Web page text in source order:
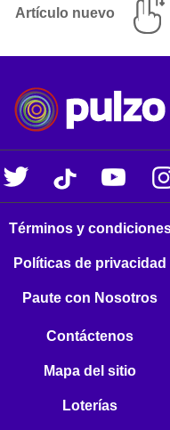
Artículo nuevo
Términos y
Políticas de privacidad
Paute con Nosotros
Contáctenos
Mapa del sitio
Loterías